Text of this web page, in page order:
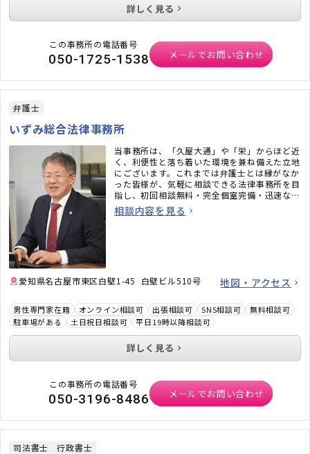
詳しく見る
この事務所の電話番号
050-1725-1538 メールでお問い合わせ
弁護士
いずみ総合法律事務所
当事務所は、「久屋大通」や「栄」からほど近
く、利便性と落ち着いた環境を兼ね備えた立地
にございます。これまでは弁護士とは縁がなか
った皆様が、気軽に相談できる法律事務所を目
指し、初回相談無料・完全個室完備・迅速なメ
ール対応など、相談しやすい環境も整えていま
す。「弁護士に相談するべきかわからない」と
相談内容を見る
愛知県名古屋市東区白壁1-45 白壁ビル510号 地図・アクセス
男性専門家在籍 オンライン相談可 出張相談可 SNS相談可
無料相談可
駐車場がある
土日祝日相談可 平日19時以降相談可
詳しく見る
この事務所の電話番号
050-3196-8486 メールでお問い合わせ
司法書士 行政書士